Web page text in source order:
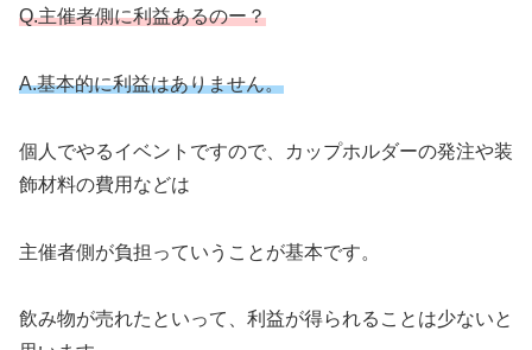
Q.主催者側に利益あるのー？
A.基本的に利益はありません。
個人でやるイベントですので、カップホルダーの発注や装
飾材料の費用などは
主催者側が負担っていうことが基本です。
飲み物が売れたといって、利益が得られることは少ないと